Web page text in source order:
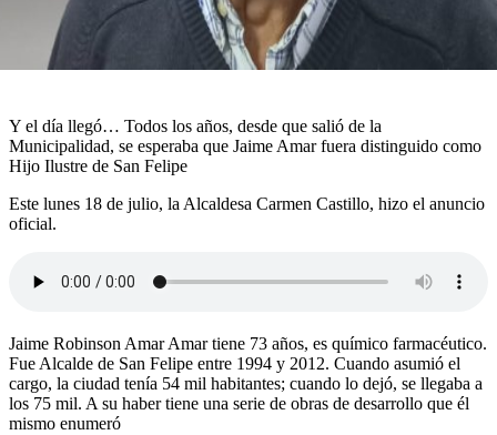
Y el día llegó… Todos los años, desde que salió de la
Municipalidad, se esperaba que Jaime Amar fuera distinguido como
Hijo Ilustre de San Felipe
Este lunes 18 de julio, la Alcaldesa Carmen Castillo, hizo el anuncio
oficial.
Jaime Robinson Amar Amar tiene 73 años, es químico farmacéutico.
Fue Alcalde de San Felipe entre 1994 y 2012. Cuando asumió el
cargo, la ciudad tenía 54 mil habitantes; cuando lo dejó, se llegaba a
los 75 mil. A su haber tiene una serie de obras de desarrollo que él
mismo enumeró